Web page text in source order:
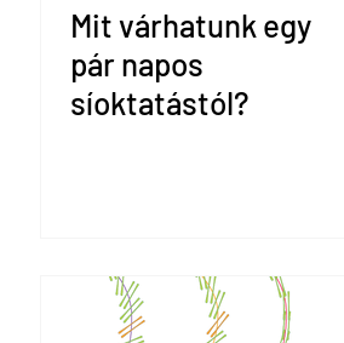
Mit várhatunk egy
pár napos
síoktatástól?